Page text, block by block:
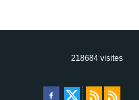
218684 visites